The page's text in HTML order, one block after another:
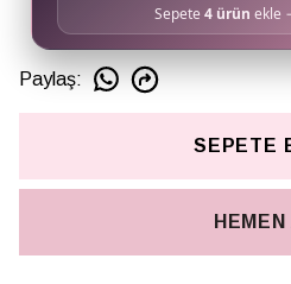
Sepete4 ürün ekle
Paylaş:
SEPETE
HEMEN